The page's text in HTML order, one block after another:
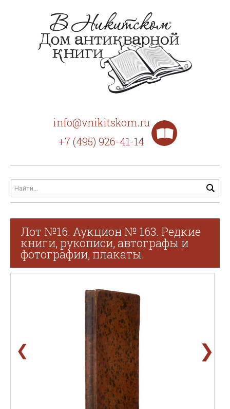
info@vnikitskom.ru
+7 (495) 926-41-14
Лот №16. Аукцион № 163. Редкие
книги, рукописи, автографы и
фотографии, плакаты.
❮ ❯